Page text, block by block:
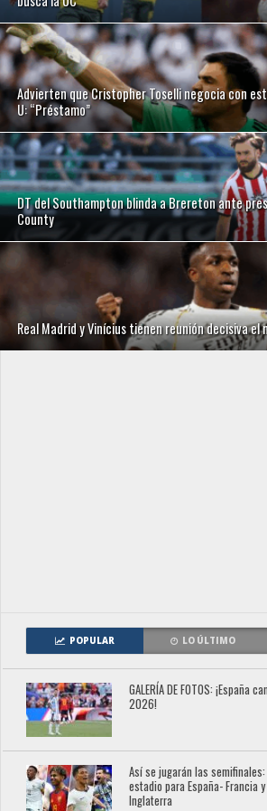
Advierten que Cristopher Toselli negocia con
U: “Préstamo”
DT del Southampton blinda a Brereton ante
County
Real Madrid y Vinícius tienen reunión decisiva el
POPULAR LO ÚLTIMO
GALERÍA DE FOTOS: ¡España
2026!
Así se jugarán las
estadio para España- Francia
Inglaterra